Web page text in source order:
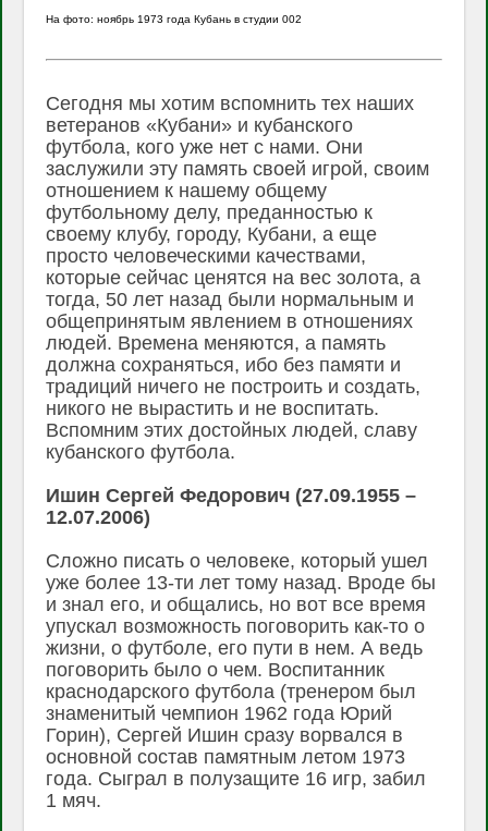
На фото: ноябрь 1973 года Кубань в студии 002
Сегодня мы хотим вспомнить тех наших
ветеранов «Кубани» и кубанского
футбола, кого уже нет с нами. Они
заслужили эту память своей игрой, своим
отношением к нашему общему
футбольному делу, преданностью к
своему клубу, городу, Кубани, а еще
просто человеческими качествами,
которые сейчас ценятся на вес золота, а
тогда, 50 лет назад были нормальным и
общепринятым явлением в отношениях
людей. Времена меняются, а память
должна сохраняться, ибо без памяти и
традиций ничего не построить и создать,
никого не вырастить и не воспитать.
Вспомним этих достойных людей, славу
кубанского футбола.
Ишин Сергей Федорович (27.09.1955 –
12.07.2006)
Сложно писать о человеке, который ушел
уже более 13-ти лет тому назад. Вроде бы
и знал его, и общались, но вот все время
упускал возможность поговорить как-то о
жизни, о футболе, его пути в нем. А ведь
поговорить было о чем. Воспитанник
краснодарского футбола (тренером был
знаменитый чемпион 1962 года Юрий
Горин), Сергей Ишин сразу ворвался в
основной состав памятным летом 1973
года. Сыграл в полузащите 16 игр, забил
1 мяч.